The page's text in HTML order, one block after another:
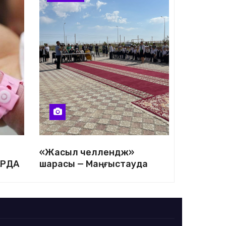
«Жасыл челлендж»
шарасы — Маңғыстауда